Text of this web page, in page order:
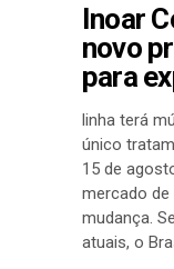
Inoar
novo
para
linha terá
único
15 de
mercado
mudança.
atuais, o